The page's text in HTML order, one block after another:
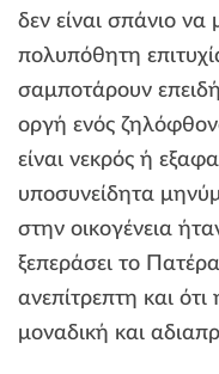
δεν είναι σπάνιο
πολυπόθητη
σαμποτάρουν
οργή ενός
είναι νεκρός ή
υποσυνείδητα
στην οικογένεια
ξεπεράσει το
ανεπίτρεπτη και
μοναδική και